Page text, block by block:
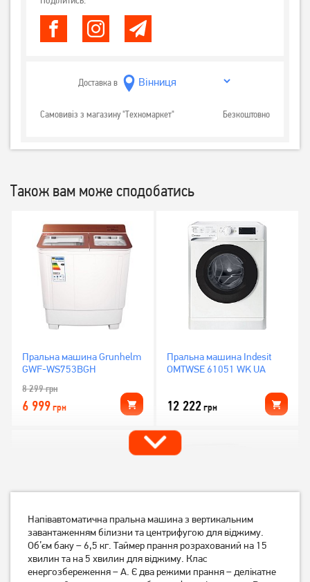
Доставка в
Самовивіз з магазину "Техномаркет" Безкоштовно
Також вам може сподобатись
Пральна машина Grunhelm
GWF-WS753BGH
8 299грн
6 999грн
Пральна машина Indesit
OMTWSE 61051 WK UA
12 222грн
Пральна машина Gorenje
Пральна машина Gorenje
Напівавтоматична пральна машина з вертикальним
завантаженням білизни та центрифугою для віджиму.
Об’єм баку – 6,5 кг. Таймер прання розрахований на 15
хвилин та на 5 хвилин для віджиму. Клас
енергозбереження – A. Є два режими прання – делікатне